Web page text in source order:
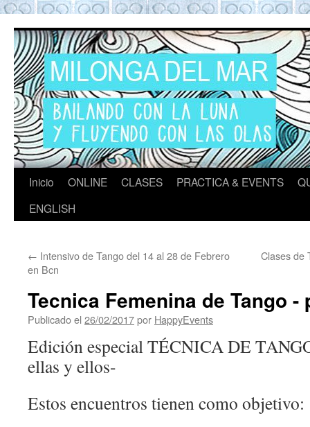
Tango en Barcelona
Tango en Barcelona. Clases de Tango en
Barcelona. Show Tango. Zapatos Tango.
Eventos. Private Tango Lesson. Rooftop
Tango experience Barcelona. Milongas y
practicas de Tango Barcelona
Inicio ONLINE CLASES PRACTICA & EVENTS
ENGLISH
← Intensivo de Tango del 14 al 28 de Febrero
en Bcn
Clases de
Tecnica Femenina de Tango
Publicado el 26/02/2017por HappyEvents
Edición especial TÉCNICA DE
ellas y ellos-
Estos encuentros tienen como objetivo: